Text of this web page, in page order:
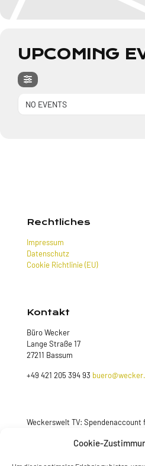
Cookie-
UPCOMING
NO EVENTS
Rechtliches
Impressum
Datenschutz
Cookie Richtlinie (EU)
Kontakt
Büro Wecker
Lange Straße 17
27211 Bassum
+49 421 205 394 93
Weckerswelt TV:
Jetzt spenden